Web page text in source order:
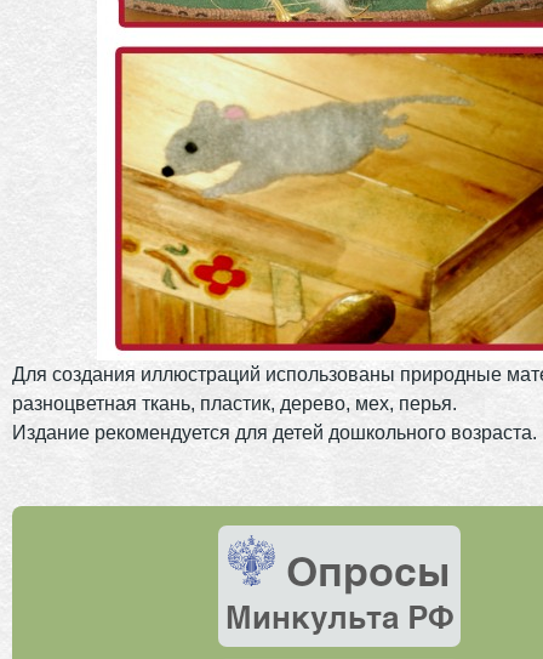
Для создания иллюстраций использованы природные
разноцветная ткань, пластик, дерево, мех, перья.
Издание рекомендуется для детей дошкольного возраста.